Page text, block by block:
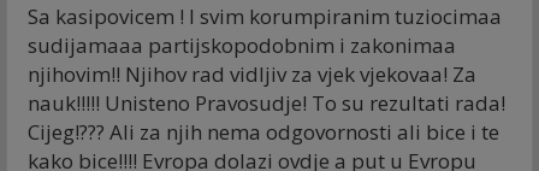
Sa kasipovicem ! I svim korumpiranim tuziocimaa
sudijamaaa partijskopodobnim i zakonimaa
njihovim!! Njihov rad vidljiv za vjek vjekovaa! Za
nauk!!!!! Unisteno Pravosudje! To su rezultati rada!
Cijeg!??? Ali za njih nema odgovornosti ali bice i te
kako bice!!!! Evropa dolazi ovdje a put u Evropu